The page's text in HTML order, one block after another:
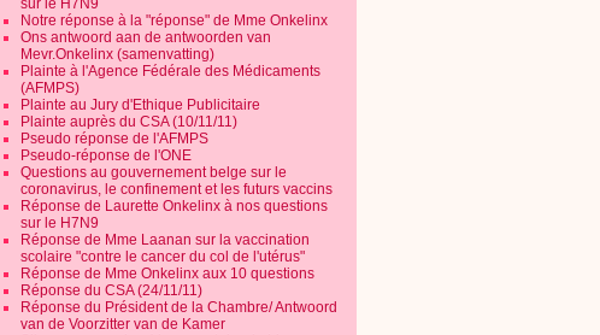
sur le H7N9
Notre réponse à la "réponse" de Mme Onkelinx
Ons antwoord aan de antwoorden van
Mevr.Onkelinx (samenvatting)
Plainte à l'Agence Fédérale des Médicaments
(AFMPS)
Plainte au Jury d'Ethique Publicitaire
Plainte auprès du CSA (10/11/11)
Pseudo réponse de l'AFMPS
Pseudo-réponse de l'ONE
Questions au gouvernement belge sur le
coronavirus, le confinement et les futurs vaccins
Réponse de Laurette Onkelinx à nos questions
sur le H7N9
Réponse de Mme Laanan sur la vaccination
scolaire "contre le cancer du col de l'utérus"
Réponse de Mme Onkelinx aux 10 questions
Réponse du CSA (24/11/11)
Réponse du Président de la Chambre/ Antwoord
van de Voorzitter van de Kamer